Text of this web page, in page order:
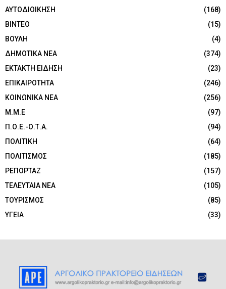
ΑΥΤΟΔΙΟΙΚΗΣΗ
(168)
ΒΙΝΤΕΟ
(15)
ΒΟΥΛΗ
(4)
ΔΗΜΟΤΙΚΑ ΝΕΑ
(374)
ΕΚΤΑΚΤΗ ΕΙΔΗΣΗ
(23)
ΕΠΙΚΑΙΡΟΤΗΤΑ
(246)
ΚΟΙΝΩΝΙΚΑ ΝΕΑ
(256)
Μ.Μ.Ε
(97)
Π.Ο.Ε.-Ο.Τ.Α.
(94)
ΠΟΛΙΤΙΚΗ
(64)
ΠΟΛΙΤΙΣΜΟΣ
(185)
ΡΕΠΟΡΤΑΖ
(157)
ΤΕΛΕΥΤΑΙΑ ΝΕΑ
(105)
ΤΟΥΡΙΣΜΟΣ
(85)
ΥΓΕΙΑ
(33)